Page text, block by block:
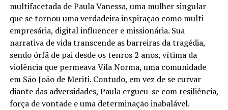
multifacetada de Paula Vanessa, uma mulher singular
que se tornou uma verdadeira inspiração como multi
empresária, digital influencer e missionária. Sua
narrativa de vida transcende as barreiras da tragédia,
sendo órfã de pai desde os tenros 2 anos, vítima da
violência que permeava Vila Norma, uma comunidade
em São João de Meriti. Contudo, em vez de se curvar
diante das adversidades, Paula ergueu-se com resiliência,
força de vontade e uma determinação inabalável.